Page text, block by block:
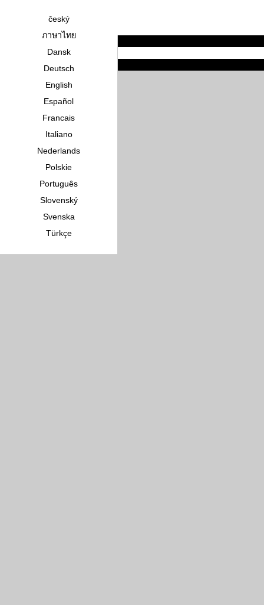
český
ภาษาไทย
Dansk
Deutsch
English
Español
Francais
Italiano
Nederlands
Polskie
Português
Slovenský
Svenska
Türkçe